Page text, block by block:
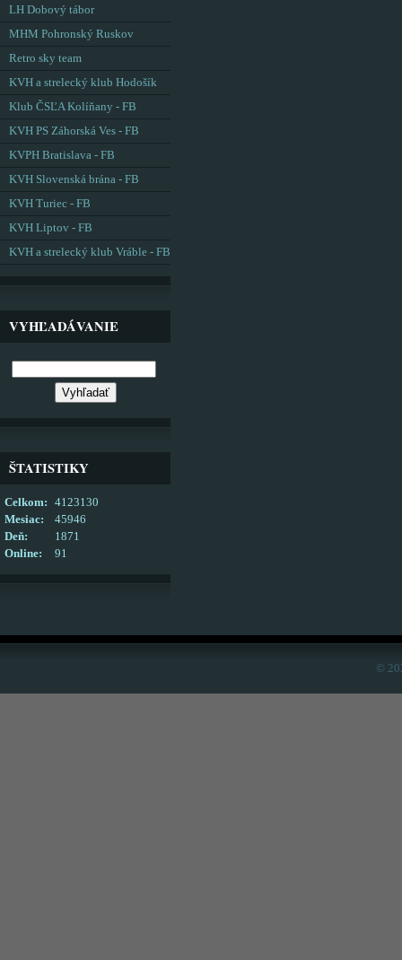
LH Dobový tábor
MHM Pohronský Ruskov
Retro sky team
KVH a strelecký klub Hodošík
Klub ČSĽA Kolíňany - FB
KVH PS Záhorská Ves - FB
KVPH Bratislava - FB
KVH Slovenská brána - FB
KVH Turiec - FB
KVH Liptov - FB
KVH a strelecký klub Vráble - FB
VYHĽADÁVANIE
ŠTATISTIKY
Online: 91
Celkom:
4123130
Mesiac:
45946
Deň:
1871
©